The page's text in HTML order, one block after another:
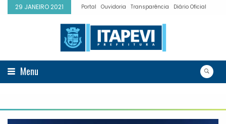
29 JANEIRO 2021 Portal Ouvidoria Transparência Diário Oficial
Menu